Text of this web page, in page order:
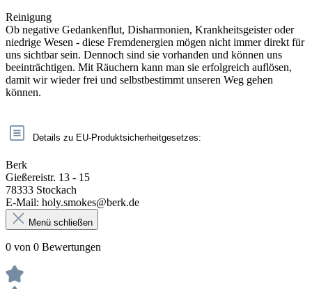
Reinigung
Ob negative Gedankenflut, Disharmonien, Krankheitsgeister oder
niedrige Wesen - diese Fremdenergien mögen nicht immer direkt für
uns sichtbar sein. Dennoch sind sie vorhanden und können uns
beeinträchtigen. Mit Räuchern kann man sie erfolgreich auflösen,
damit wir wieder frei und selbstbestimmt unseren Weg gehen
können.
Details zu EU-Produktsicherheitgesetzes:
Berk
Gießereistr. 13 - 15
78333 Stockach
E-Mail: holy.smokes@berk.de
Menü schließen
0 von 0 Bewertungen